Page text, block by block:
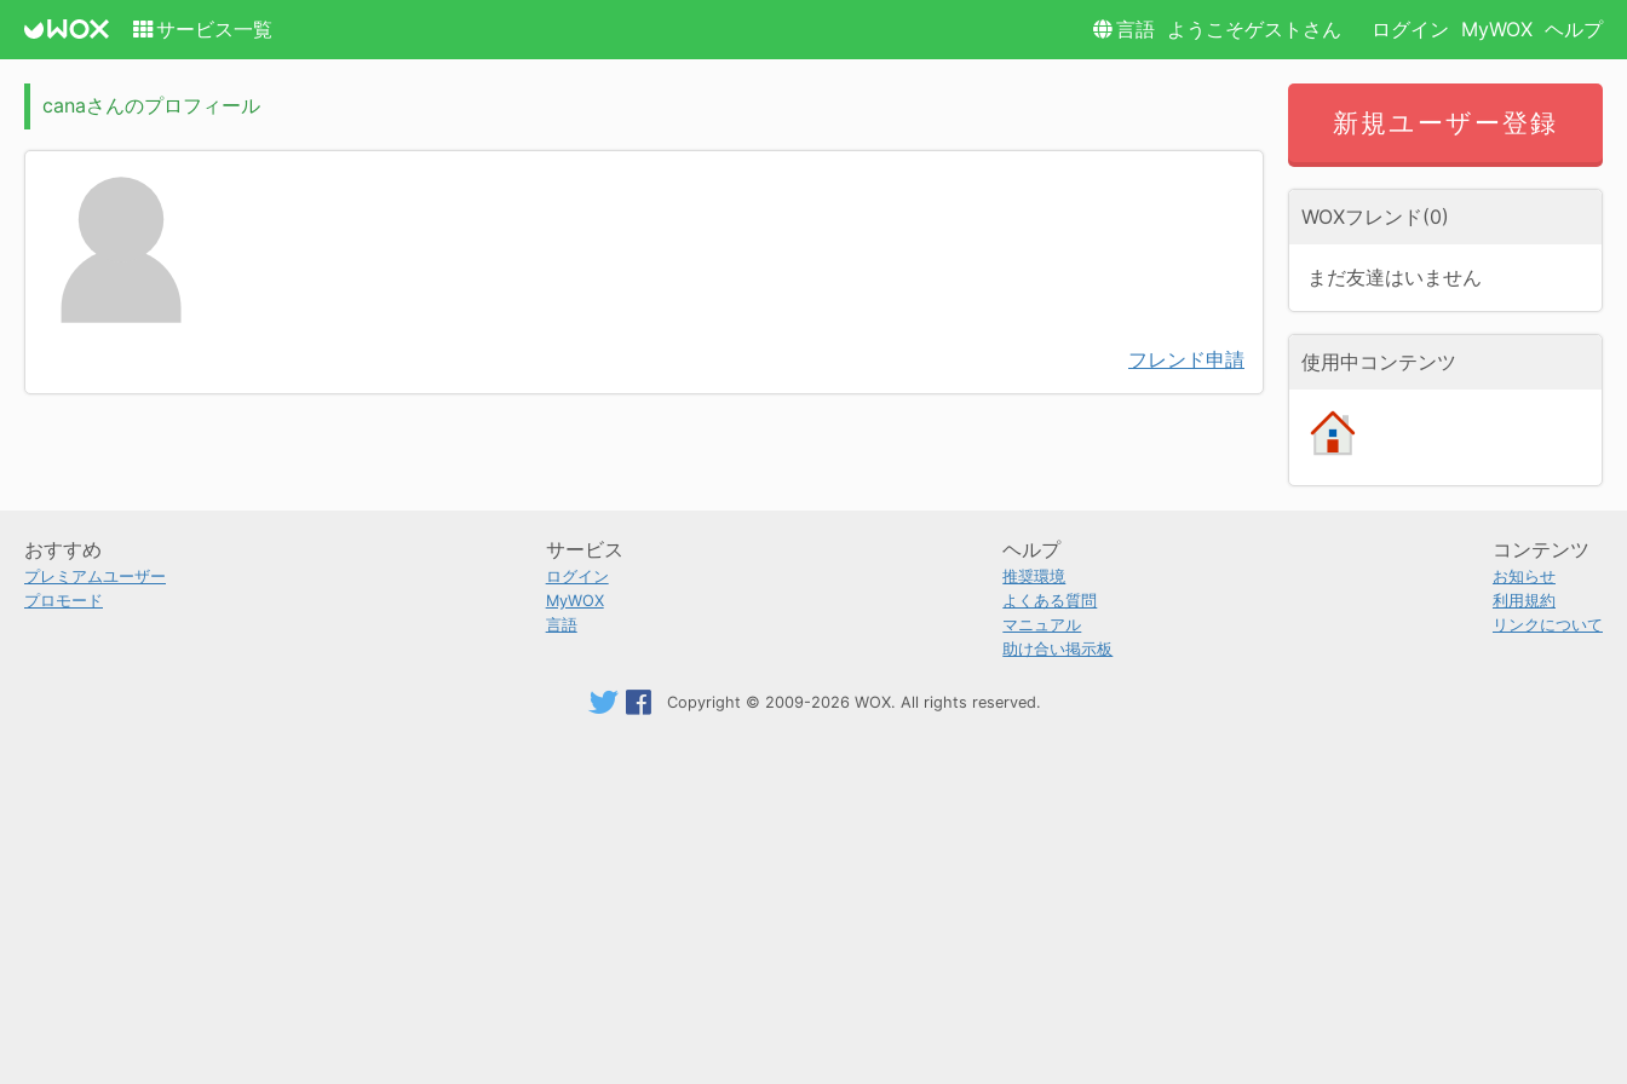
サービス一覧 言語 ようこそゲストさん ログイン MyWOX ヘルプ
canaさんのプロフィール
フレンド申請
新規ユーザー登録
WOXフレンド(0)
まだ友達はいません
使用中コンテンツ
おすすめ
プレミアムユーザー
プロモード
サービス
ログイン
MyWOX
言語
ヘルプ
推奨環境
よくある質問
マニュアル
助け合い掲示板
コンテンツ
お知らせ
利用規約
リンクについて
Copyright © 2009-2026 WOX. All rights reserved.